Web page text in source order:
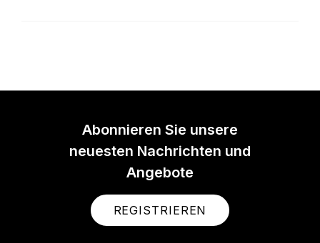
Abonnieren Sie unsere
neuesten Nachrichten und
Angebote
REGISTRIEREN